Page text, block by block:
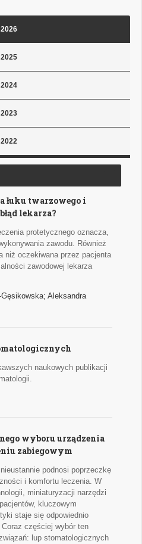
2026
2025
2024
2023
2022
łuku twarzowego i
lekarza?
protetycznego oznacza,
zawodu. Również
niż oczekiwana przez pacjenta
zawodowej lekarza
Aleksandra
naukowych publikacji
wyboru urządzenia
zabiegowym
podnosi poprzeczkę
i komfortu leczenia. W
miniaturyzacji narzędzi
kluczowym
staje się odpowiednio
częściej wybór ten
lup stomatologicznych